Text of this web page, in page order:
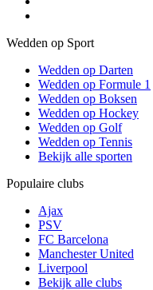
Wedden op Sport
Wedden op Darten
Wedden op Formule 1
Wedden op Boksen
Wedden op Hockey
Wedden op Golf
Wedden op Tennis
Bekijk alle sporten
Populaire clubs
Ajax
PSV
FC Barcelona
Manchester United
Liverpool
Bekijk alle clubs